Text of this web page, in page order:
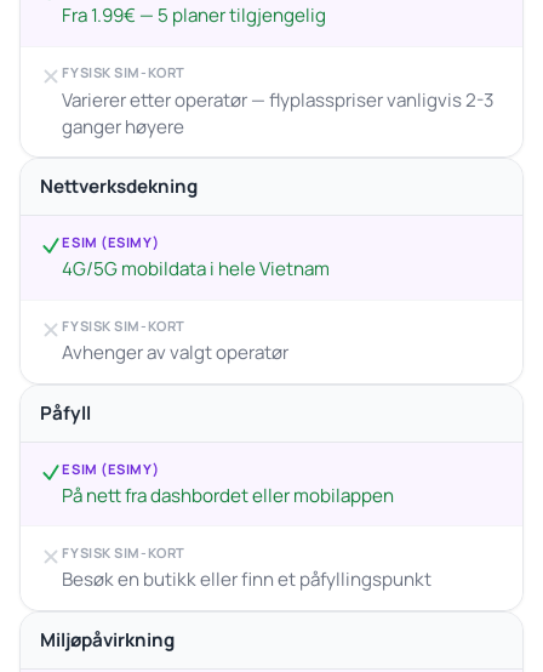
Fra 1.99€ — 5 planer tilgjengelig
FYSISK SIM-KORT
Varierer etter operatør — flyplasspriser vanligvis 2-3
ganger høyere
Nettverksdekning
ESIM (ESIMY)
4G/5G mobildata i hele Vietnam
FYSISK SIM-KORT
Avhenger av valgt operatør
Påfyll
ESIM (ESIMY)
På nett fra dashbordet eller mobilappen
FYSISK SIM-KORT
Besøk en butikk eller finn et påfyllingspunkt
Miljøpåvirkning